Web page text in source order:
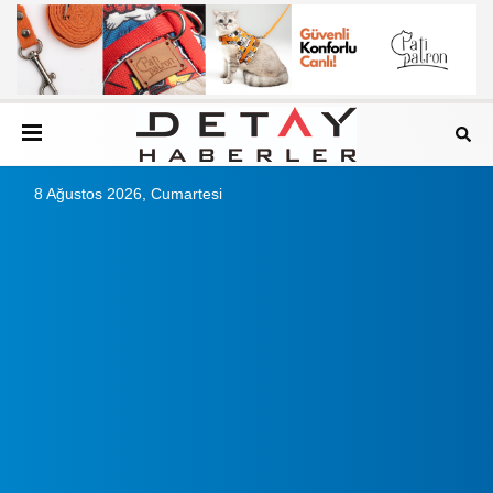
8 Ağustos 2026, Cumartesi